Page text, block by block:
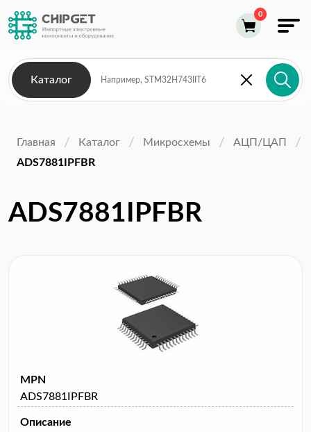
Каталог
Главная Каталог Микросхемы
АЦП/ЦАП
ADS7881IPFBR
ADS7881IPFBR
MPN
ADS7881IPFBR
Описание